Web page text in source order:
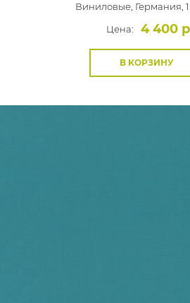
Виниловые, Германия,
Цена:
4 400
В КОРЗИНУ